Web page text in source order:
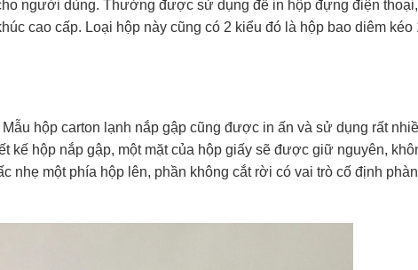
người dùng. Thường được sử dụng để in hộp đựng điện
cao cấp. Loại hộp này cũng có 2 kiểu đó là hộp bao diêm kéo
hộp carton lạnh nắp gập cũng được in ấn và sử dụng rất
kế hộp nắp gập, một mặt của hộp giấy sẽ được giữ nguyên,
nhẹ một phía hộp lên, phần không cắt rời có vai trò cố định